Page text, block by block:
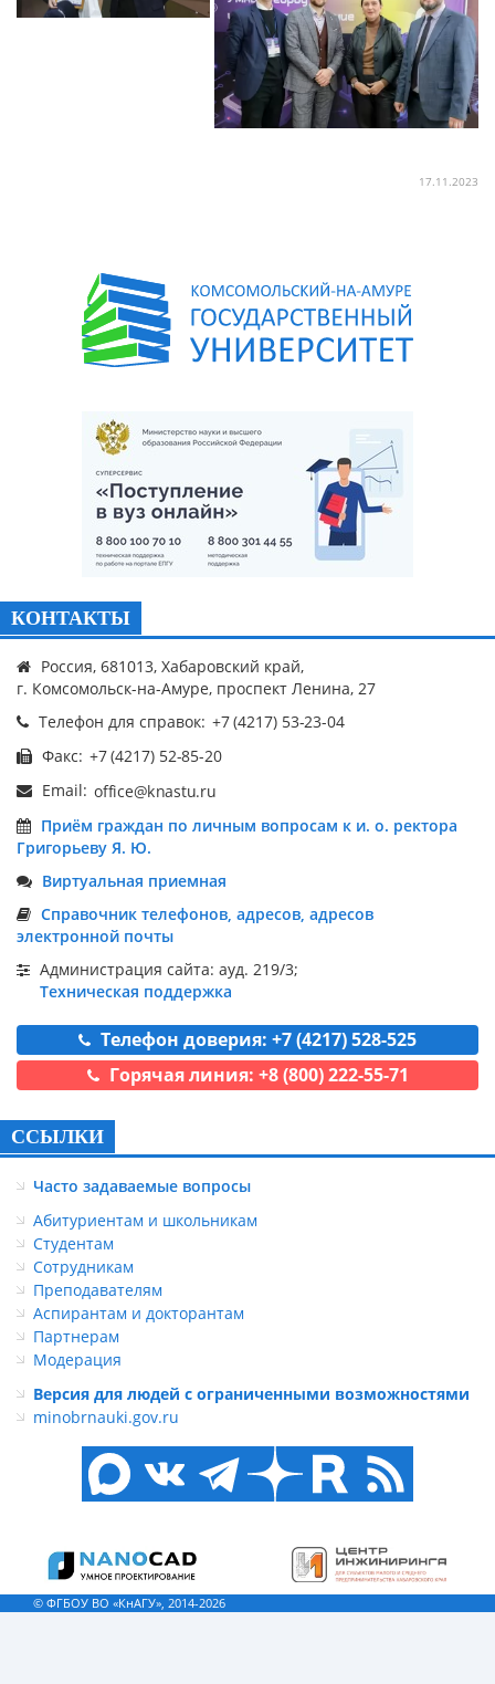
17.11.2023
КОНТАКТЫ
Россия, 681013, Хабаровский край,
г. Комсомольск-на-Амуре, проспект Ленина, 27
Телефон для справок:
Факс:
Email:
Приём граждан по личным вопросам к и. о. ректора
Григорьеву Я. Ю.
Виртуальная приемная
Справочник телефонов, адресов, адресов
электронной почты
Администрация сайта: ауд. 219/3;
Техническая поддержка
Телефон доверия: +7 (4217) 528-525
Горячая линия: +8 (800) 222-55-71
ССЫЛКИ
Часто задаваемые вопросы
Абитуриентам и школьникам
Студентам
Сотрудникам
Преподавателям
Аспирантам и докторантам
Партнерам
Модерация
Версия для людей с ограниченными возможностями
minobrnauki.gov.ru
© ФГБОУ ВО «КнАГУ», 2014-2026